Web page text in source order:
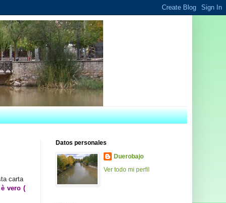
carta
vero (
Datos personales
Duerobajo
Ver todo mi perfil